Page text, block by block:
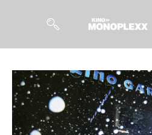
Filme
Magazin
Kuratierungen